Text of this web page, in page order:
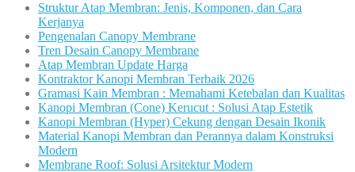
Struktur Atap Membran: Jenis, Komponen, dan Cara
Kerjanya
Pengenalan Canopy Membrane
Tren Desain Canopy Membrane
Atap Membran Update Harga
Kontraktor Kanopi Membran Terbaik 2026
Gramasi Kain Membran : Memahami Ketebalan dan Kualitas
Kanopi Membran (Cone) Kerucut : Solusi Atap Estetik
Kanopi Membran (Hyper) Cekung dengan Desain Ikonik
Material Kanopi Membran dan Perannya dalam Konstruksi
Modern
Membrane Roof: Solusi Arsitektur Modern